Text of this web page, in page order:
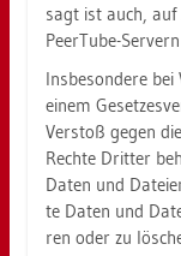
sagt ist auch, auf
PeerTu­be-
Ins­be­son­de­re
einem
Ver­stoß gegen
Rech­te Drit­ter
Daten und
te Daten und
ren oder zu